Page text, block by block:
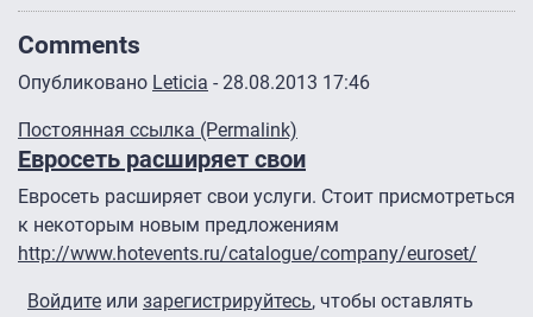
Comments
Опубликовано Leticia - 28.08.2013 17:46
Постоянная ссылка (Permalink)
Евросеть расширяет свои
Евросеть расширяет свои услуги. Стоит присмотреться
к некоторым новым предложениям
http://www.hotevents.ru/catalogue/company/euroset/
Войдите или зарегистрируйтесь, чтобы оставлять